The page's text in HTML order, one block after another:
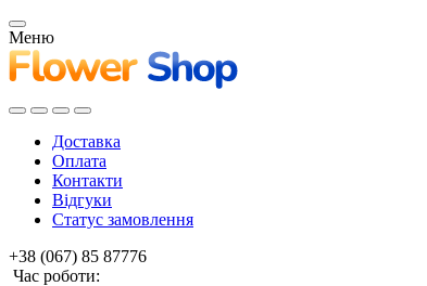
Меню
Доставка
Оплата
Контакти
Відгуки
Статус замовлення
+38 (067) 85 87776
Час роботи: